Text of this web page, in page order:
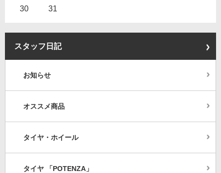
30 31
スタッフ日記
お知らせ
オススメ商品
タイヤ・ホイール
タイヤ 「POTENZA」